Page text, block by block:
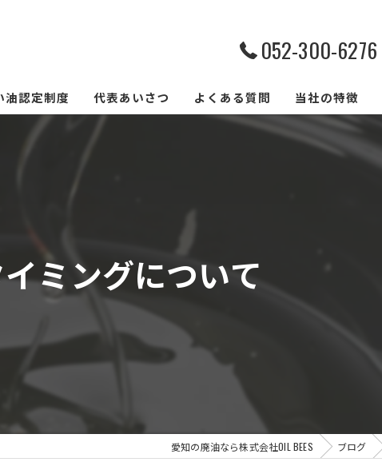
052-300-6276
油認定制度 代表あいさつ よくある質問 当社の特徴
飲食店
ミングについて
愛知の廃油なら株式会社OIL BEES ブログ